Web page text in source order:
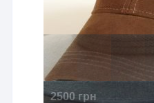
2500 грн